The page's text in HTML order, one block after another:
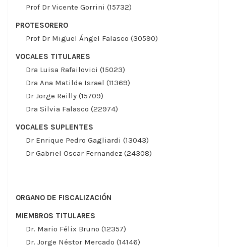
Prof Dr Vicente Gorrini (15732)
PROTESORERO
Prof Dr Miguel Ángel Falasco (30590)
VOCALES TITULARES
Dra Luisa Rafailovici (15023)
Dra Ana Matilde Israel (11369)
Dr Jorge Reilly (15709)
Dra Silvia Falasco (22974)
VOCALES SUPLENTES
Dr Enrique Pedro Gagliardi (13043)
Dr Gabriel Oscar Fernandez (24308)
ORGANO DE FISCALIZACIÓN
MIEMBROS TITULARES
Dr. Mario Félix Bruno (12357)
Dr. Jorge Néstor Mercado (14146)